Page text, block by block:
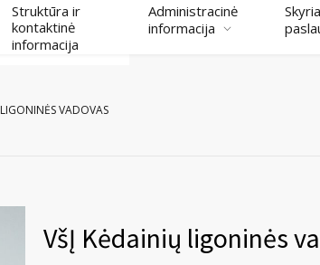
Struktūra ir
kontaktinė
informacija
Administracinė
informacija
LIGONINĖS VADOVAS
VšĮ Kėdainių ligoninės